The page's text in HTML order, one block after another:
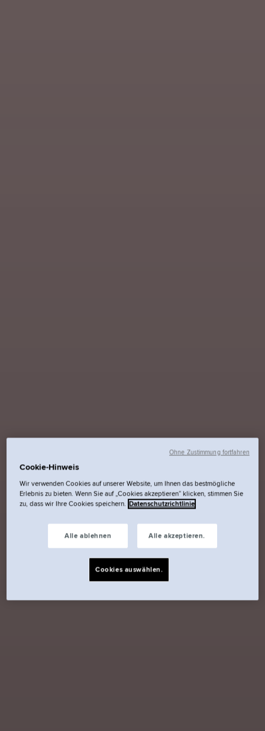
Cookie-Hinweis
Wir verwenden Cookies auf unserer Website, um Ihnen das bestmögliche
Erlebnis zu bieten. Wenn Sie auf „Cookies akzeptieren“ klicken, stimmen Sie
zu, dass wir Ihre Cookies speichern. Datenschutzrichtlinie
Alle ablehnen Alle akzeptieren.
Cookies auswählen.
Ohne Zustimmung fortfahren